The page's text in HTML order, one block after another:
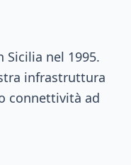
nel 1995.
infrastruttura
connettività ad